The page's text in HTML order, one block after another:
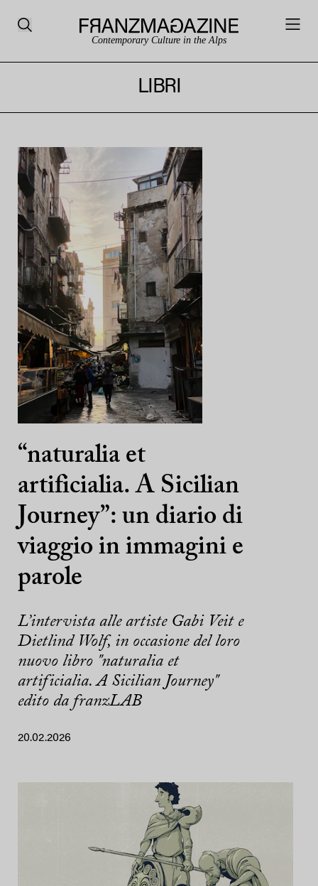
Contemporary Culture in the Alps
LIBRI
“naturalia et
artificialia. A Sicilian
Journey”: un diario di
viaggio in immagini e
parole
L’intervista alle artiste Gabi Veit e
Dietlind Wolf, in occasione del loro
nuovo libro "naturalia et
artificialia. A Sicilian Journey"
edito da franzLAB
20.02.2026